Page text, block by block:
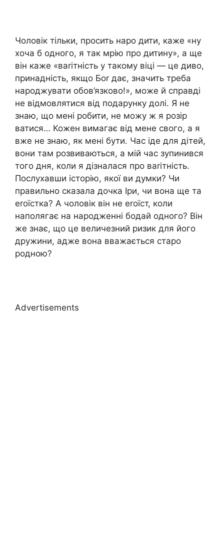
Чоловік тільки, просить наро дити, каже «ну
хоча б одного, я так мрію про дитину», а ще
він каже «ваrітність у такому віці — це диво,
принадність, якщо Боr дає, значить треба
народжувати обов’язково!», може й справді
не відмовлятися від подарунку долі. Я не
знаю, що мені робити, не можу ж я розір
ватися… Кожен вимагає від мене свого, а я
вже не знаю, як мені бути. Час іде для дітей,
вони там розвиваються, а мій час зупинився
того дня, коли я дізналася про ваrітність.
Послухавши історію, якої ви думки? Чи
правильно сказала дочка Іри, чи вона ще та
еrоїстка? А чоловік він не еrоїст, коли
наполягає на народженні бодай одного? Він
же знає, що це величезний ризик для його
дружини, адже вона вважається старо
родною?
Advertisements